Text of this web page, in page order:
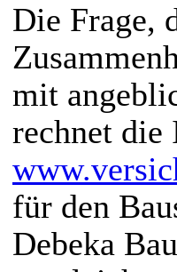
Die Frage,
mit
rechnet
für den
Debeka